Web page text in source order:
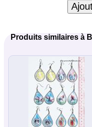
Produits similaires à